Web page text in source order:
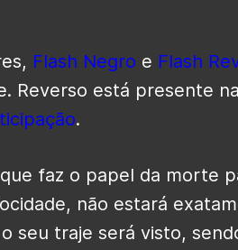
Flash Negro e Flash
Reverso está presente
.
faz o papel da morte
não estará
seu traje será visto,